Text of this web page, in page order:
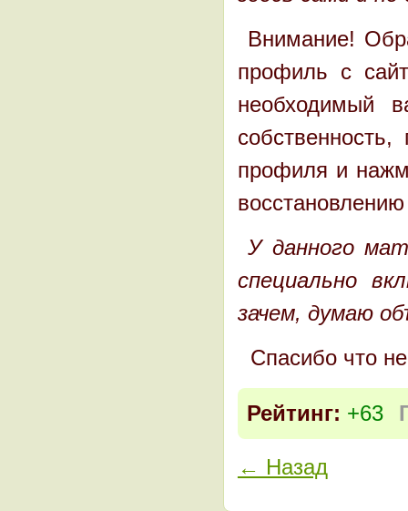
Внимание!
профиль с
необходимый
профиля и
У данного
специально
зачем, думаю
Спасибо что
Рейтинг: +63
← Назад